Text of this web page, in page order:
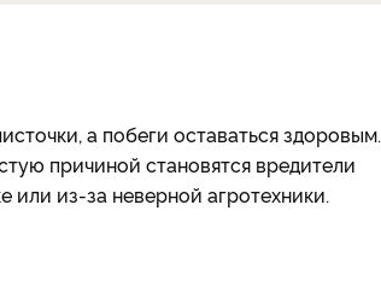
а побеги оставаться здоровым.
причиной становятся вредители
или из-за неверной агротехники.